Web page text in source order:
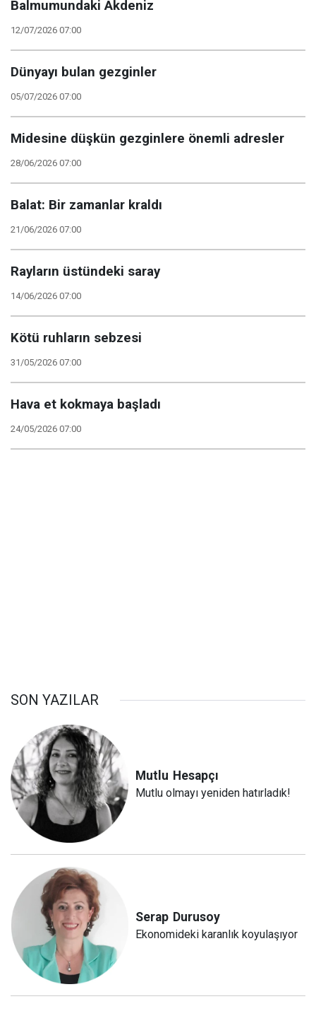
Balmumundaki Akdeniz
12/07/2026 07:00
Dünyayı bulan gezginler
05/07/2026 07:00
Midesine düşkün gezginlere önemli adresler
28/06/2026 07:00
Balat: Bir zamanlar kraldı
21/06/2026 07:00
Rayların üstündeki saray
14/06/2026 07:00
Kötü ruhların sebzesi
31/05/2026 07:00
Hava et kokmaya başladı
24/05/2026 07:00
SON YAZILAR
Mutlu Hesapçı
Mutlu olmayı yeniden hatırladık!
Serap Durusoy
Ekonomideki karanlık koyulaşıyor